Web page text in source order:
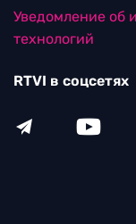
Уведомление об
технологий
RTVI в соцсетях